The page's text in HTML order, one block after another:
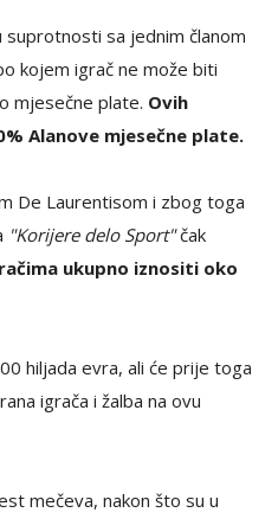
sa jednim članom
kojem igrač ne može biti
mjesečne plate. Ovih
Alanove mjesečne plate.
De Laurentisom i zbog toga
"Korijere delo Sport"čak
ukupno iznositi oko
hiljada evra, ali će prije toga
igrača i žalba na ovu
mečeva, nakon što su u